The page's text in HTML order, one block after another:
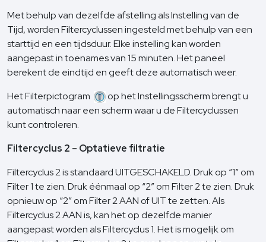
Met behulp van dezelfde afstelling als Instelling van de
Tijd, worden Filtercyclussen ingesteld met behulp van een
starttijd en een tijdsduur. Elke instelling kan worden
aangepast in toenames van 15 minuten. Het paneel
berekent de eindtijd en geeft deze automatisch weer.
Het Filterpictogram
op het Instellingsscherm brengt u
automatisch naar een scherm waar u de Filtercyclussen
kunt controleren.
Filtercyclus 2 – Optatieve filtratie
Filtercyclus 2 is standaard UITGESCHAKELD. Druk op “1” om
Filter 1 te zien. Druk éénmaal op “2” om Filter 2 te zien. Druk
opnieuw op “2” om Filter 2 AAN of UIT te zetten. Als
Filtercyclus 2 AAN is, kan het op dezelfde manier
aangepast worden als Filtercyclus 1. Het is mogelijk om